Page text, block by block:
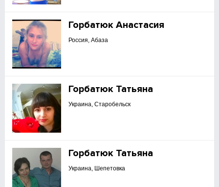
Горбатюк Анастасия
Россия, Абаза
Горбатюк Татьяна
Украина, Старобельск
Горбатюк Татьяна
Украина, Шепетовка